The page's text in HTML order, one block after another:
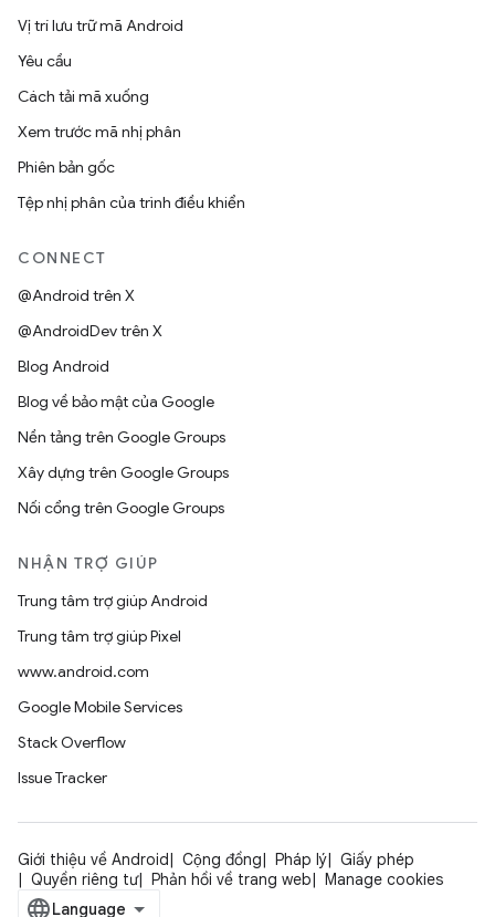
Vị trí lưu trữ mã Android
Yêu cầu
Cách tải mã xuống
Xem trước mã nhị phân
Phiên bản gốc
Tệp nhị phân của trình điều khiển
CONNECT
@Android trên X
@AndroidDev trên X
Blog Android
Blog về bảo mật của Google
Nền tảng trên Google Groups
Xây dựng trên Google Groups
Nối cổng trên Google Groups
NHẬN TRỢ GIÚP
Trung tâm trợ giúp Android
Trung tâm trợ giúp Pixel
www.android.com
Google Mobile Services
Stack Overflow
Issue Tracker
Giới thiệu về Android Cộng đồng Pháp lý
Giấy phép
Quyền riêng tư
Phản hồi về trang web Manage cookies